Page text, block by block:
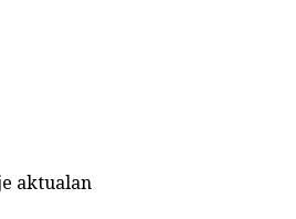
aktualan